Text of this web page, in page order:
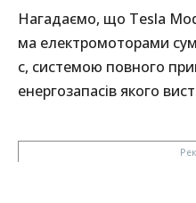
Нагадаємо, що Tesla
ма електромоторами
с, системою повного
енергозапасів якого